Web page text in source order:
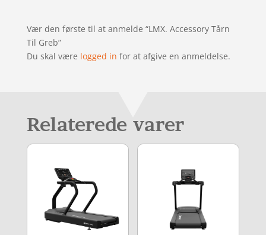
Vær den første til at anmelde “LMX. Accessory Tårn
Til Greb”
Du skal være logged in for at afgive en anmeldelse.
Relaterede varer